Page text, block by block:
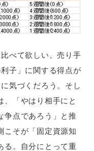
べて欲しい。売り手
子」に関する得点が
気づくだろう。そし
、「やはり相手にと
争点であろう」と推
こそが「固定資源知
る。自分にとって重